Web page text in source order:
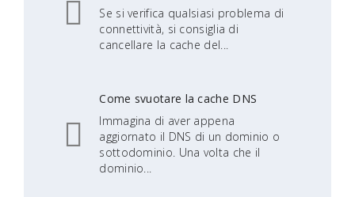
Se si verifica qualsiasi problema di
connettività, si consiglia di
cancellare la cache del...
Come svuotare la cache DNS
Immagina di aver appena
aggiornato il DNS di un dominio o
sottodominio. Una volta che il
dominio...